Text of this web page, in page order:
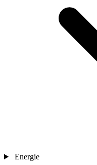
Energie